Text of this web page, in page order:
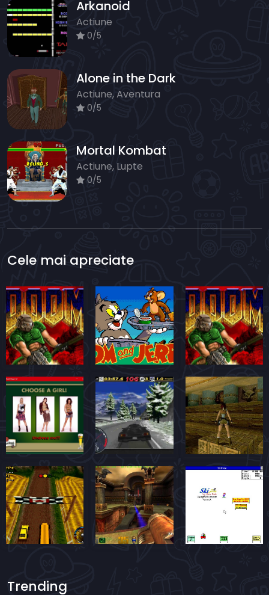
Arkanoid
Actiune
0/5
Alone in the Dark
Actiune, Aventura
0/5
Mortal Kombat
Actiune, Lupte
0/5
Cele mai apreciate
Trending